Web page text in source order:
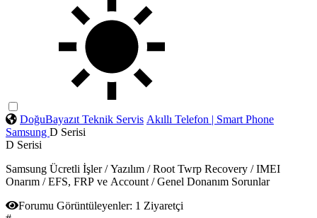
DoğuBayazıt Teknik Servis Akıllı Telefon | Smart Phone
Samsung D Serisi
D Serisi
Samsung Ücretli İşler / Yazılım / Root Twrp Recovery / IMEI
Onarım / EFS, FRP ve Account / Genel Donanım Sorunlar
Forumu Görüntüleyenler: 1 Ziyaretçi